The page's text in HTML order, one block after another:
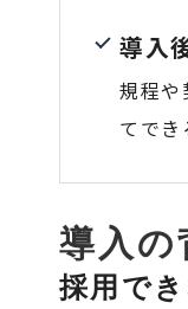
導入
規程や
てでき
導入の
採用で